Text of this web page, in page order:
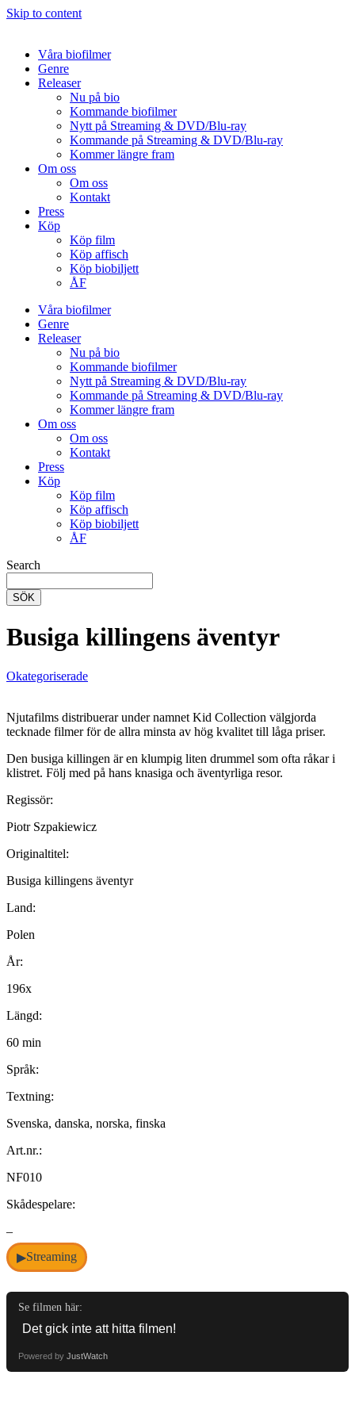
Skip to content
Våra biofilmer
Genre
Releaser
Nu på bio
Kommande biofilmer
Nytt på Streaming & DVD/Blu-ray
Kommande på Streaming & DVD/Blu-ray
Kommer längre fram
Om oss
Om oss
Kontakt
Press
Köp
Köp film
Köp affisch
Köp biobiljett
ÅF
Våra biofilmer
Genre
Releaser
Nu på bio
Kommande biofilmer
Nytt på Streaming & DVD/Blu-ray
Kommande på Streaming & DVD/Blu-ray
Kommer längre fram
Om oss
Om oss
Kontakt
Press
Köp
Köp film
Köp affisch
Köp biobiljett
ÅF
Search
SÖK
Busiga killingens äventyr
Okategoriserade
Njutafilms distribuerar under namnet Kid Collection välgjorda
tecknade filmer för de allra minsta av hög kvalitet till låga priser.
Den busiga killingen är en klumpig liten drummel som ofta råkar i
klistret. Följ med på hans knasiga och äventyrliga resor.
Regissör:
Piotr Szpakiewicz
Originaltitel:
Busiga killingens äventyr
Land:
Polen
År:
196x
Längd:
60 min
Språk:
Textning:
Svenska, danska, norska, finska
Art.nr.:
NF010
Skådespelare:
–
▶Streaming
Se filmen här:
Powered by JustWatch